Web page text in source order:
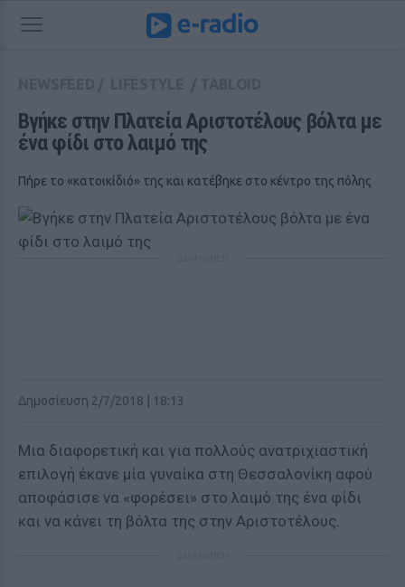
Βγήκε στην Πλατεία Αριστοτέλους βόλτα με
ένα φίδι στο λαιμό της
Πήρε το «κατοικίδιό» της και κατέβηκε στο κέντρο της πόλης
Δημοσίευση 2/7/2018 | 18:13
Μια διαφορετική και για πολλούς ανατριχιαστική
επιλογή έκανε μία γυναίκα στη Θεσσαλονίκη αφού
αποφάσισε να «φορέσει» στο λαιμό της ένα φίδι
και να κάνει τη βόλτα της στην Αριστοτέλους.